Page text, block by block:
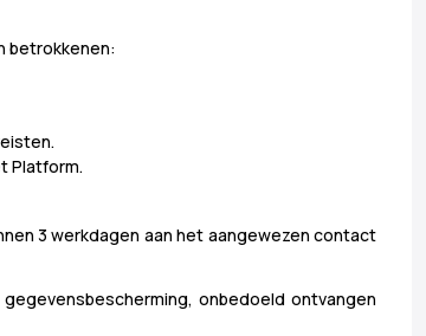
betrokkenen:
Platform.
3 werkdagen aan het aangewezen contact
onbedoeld ontvangen